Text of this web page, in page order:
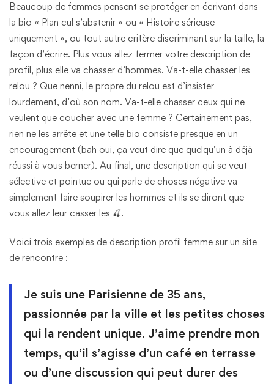
Beaucoup de femmes pensent se protéger en écrivant dans
la bio « Plan cul s’abstenir » ou « Histoire sérieuse
uniquement », ou tout autre critère discriminant sur la taille, la
façon d’écrire. Plus vous allez fermer votre description de
profil, plus elle va chasser d’hommes. Va-t-elle chasser les
relou ? Que nenni, le propre du relou est d’insister
lourdement, d’où son nom. Va-t-elle chasser ceux qui ne
veulent que coucher avec une femme ? Certainement pas,
rien ne les arrête et une telle bio consiste presque en un
encouragement (bah oui, ça veut dire que quelqu’un à déjà
réussi à vous berner). Au final, une description qui se veut
sélective et pointue ou qui parle de choses négative va
simplement faire soupirer les hommes et ils se diront que
vous allez leur casser les 🍒.
Voici trois exemples de description profil femme sur un site
de rencontre :
Je suis une Parisienne de 35 ans,
passionnée par la ville et les petites choses
qui la rendent unique. J’aime prendre mon
temps, qu’il s’agisse d’un café en terrasse
ou d’une discussion qui peut durer des